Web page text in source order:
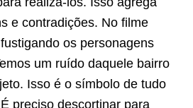
e contradições. No filme
os personagens
um ruído daquele bairro
Isso é o símbolo de tudo
preciso descortinar para